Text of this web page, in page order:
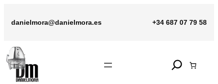
contenido
danielmora@danielmora.es +34 687 07 79 58
Search